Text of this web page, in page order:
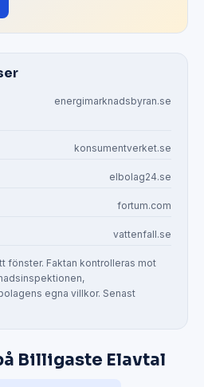
energimarknadsbyran.se
konsumentverket.se
elbolag24.se
fortum.com
vattenfall.se
fönster. Faktan kontrolleras mot
egna villkor. Senast
Billigaste Elavtal